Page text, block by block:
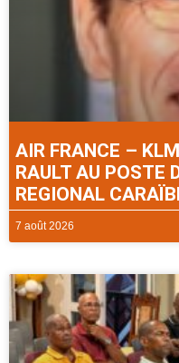
AIR FRANCE –
RAULT AU POSTE
REGIONAL
7 août 2026